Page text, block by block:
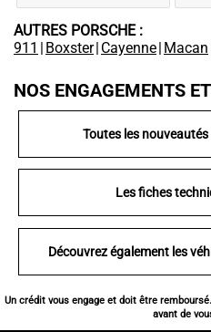
AUTRES PORSCHE :
911 | Boxster| Cayenne| Macan
NOS ENGAGEMENTS
Toutes les
Les fiches
Découvrez également les
Un crédit vous engage et doit être
avant de